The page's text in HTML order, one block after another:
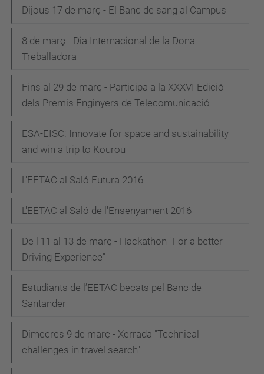
Dijous 17 de març - El Banc de sang al Campus
8 de març - Dia Internacional de la Dona
Treballadora
Fins al 29 de març - Participa a la XXXVI Edició
dels Premis Enginyers de Telecomunicació
ESA-EISC: Innovate for space and sustainability
and win a trip to Kourou
L'EETAC al Saló Futura 2016
L'EETAC al Saló de l'Ensenyament 2016
De l'11 al 13 de març - Hackathon "For a better
Driving Experience"
Estudiants de l’EETAC becats pel Banc de
Santander
Dimecres 9 de març - Xerrada "Technical
challenges in travel search"